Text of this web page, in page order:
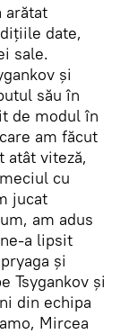
arătat
date,
sale.
și
său în
de modul în
am făcut
atât viteză,
cu
jucat
am adus
a lipsit
și
Tsygankov și
din echipa
Mircea